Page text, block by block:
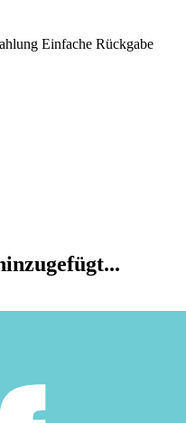
Einfache Rückgabe